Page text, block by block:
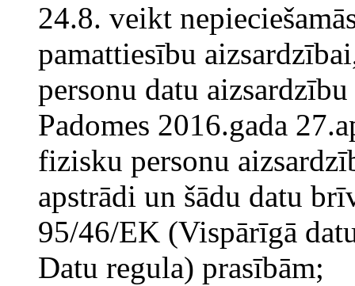
24.8. veikt
pamattiesību
personu datu
Padomes 2016.gada
fizisku personu
apstrādi un šādu datu
95/46/EK (Vispārīgā
Datu regula) prasībām;